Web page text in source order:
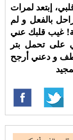
إبتعد لمرات
بالفعل و لم
غيب قلبك عني
على تحمل بتر
و دعني أرجح